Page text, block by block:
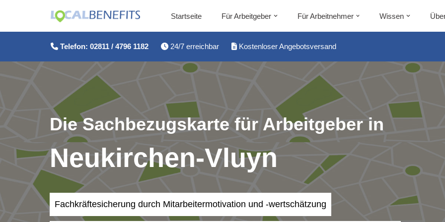
Startseite Für Arbeitgeber Für Arbeitnehmer Wissen
Telefon: 02811 / 4796 1182 24/7 erreichbar Kostenloser Angebotsversand
Die Sachbezugskarte für Arbeitgeber in
Neukirchen-Vluyn
Fachkräftesicherung durch Mitarbeitermotivation und -wertschätzung